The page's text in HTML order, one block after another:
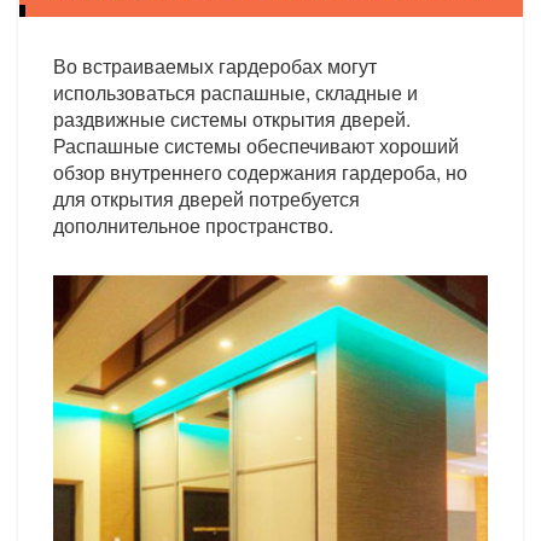
Во встраиваемых гардеробах могут
использоваться распашные, складные и
раздвижные системы открытия дверей.
Распашные системы обеспечивают хороший
обзор внутреннего содержания гардероба, но
для открытия дверей потребуется
дополнительное пространство.